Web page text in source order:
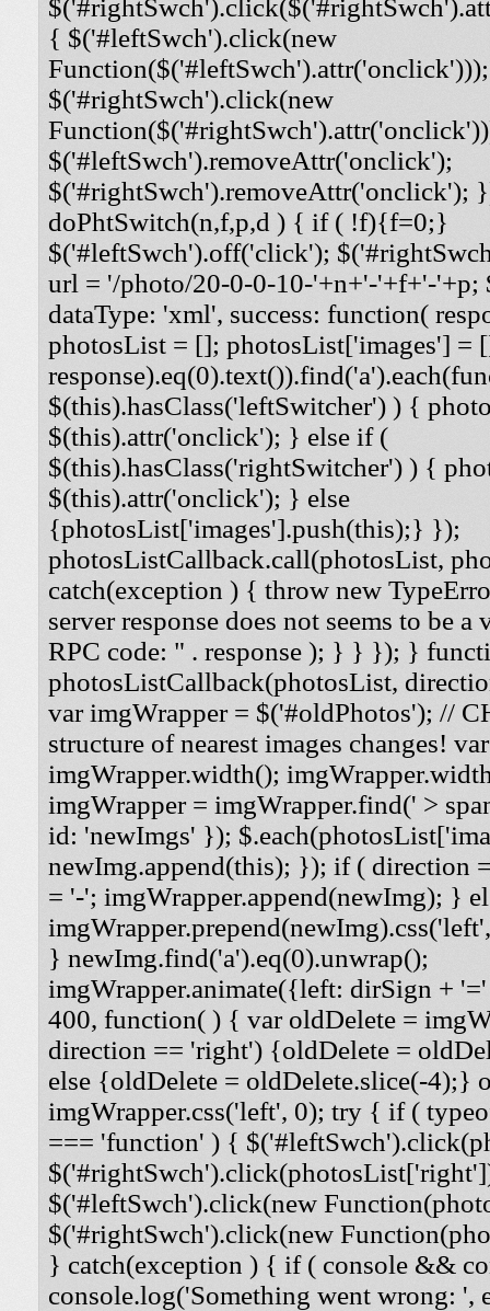
{ $('#leftSwch').click(new
Function($('#leftSwch').attr('onclick')));
$('#rightSwch').click(new
$('#leftSwch').removeAttr('onclick');
$('#rightSwch').removeAttr('onclick');
doPhtSwitch(n,f,p,d ) { if ( !f){f=0;}
$('#leftSwch').off('click');
url = '/photo/20-0-0-10-'+n+'-'+f+'-'+p;
dataType: 'xml', success: function(
photosList = []; photosList['images'] =
$(this).hasClass('leftSwitcher') ) {
$(this).attr('onclick'); } else if (
$(this).hasClass('rightSwitcher') ) {
$(this).attr('onclick'); } else
{photosList['images'].push(this);} });
photosListCallback.call(photosList,
catch(exception ) { throw new
server response does not seems to be
RPC code: " . response ); } } }); }
photosListCallback(photosList,
var imgWrapper = $('#oldPhotos'); //
structure of nearest images changes!
imgWrapper.width();
imgWrapper = imgWrapper.find(' >
id: 'newImgs' });
newImg.append(this); }); if ( direction
= '-'; imgWrapper.append(newImg); }
} newImg.find('a').eq(0).unwrap();
imgWrapper.animate({left: dirSign +
400, function( ) { var oldDelete =
direction == 'right') {oldDelete =
else {oldDelete = oldDelete.slice(-4);}
imgWrapper.css('left', 0); try { if (
=== 'function' ) {
$('#leftSwch').click(new
$('#rightSwch').click(new
} catch(exception ) { if ( console &&
console.log('Something went wrong: